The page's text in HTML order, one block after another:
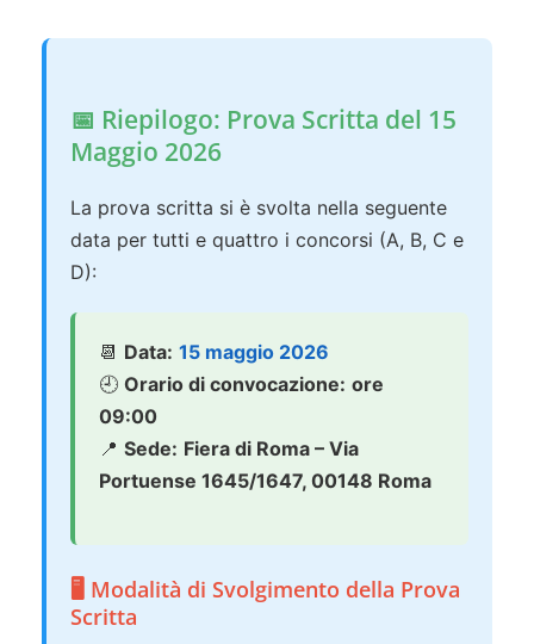
📅 Riepilogo: Prova Scritta del 15
Maggio 2026
La prova scritta si è svolta nella seguente
data per tutti e quattro i concorsi (A, B, C e
D):
📆 Data: 15 maggio 2026
🕘 Orario di convocazione: ore
09:00
📍 Sede: Fiera di Roma – Via
Portuense 1645/1647, 00148 Roma
🖥️ Modalità di Svolgimento della Prova
Scritta